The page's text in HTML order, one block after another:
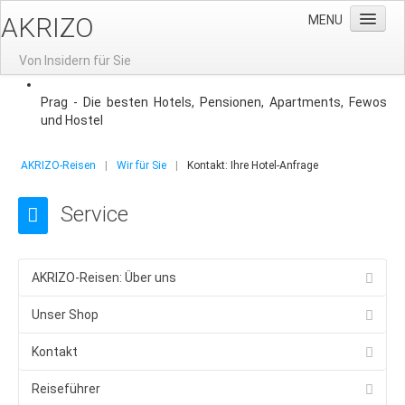
AKRIZO
Von Insidern für Sie
MENU
Home
News
Aktuelle Angebote
Gruppenhotels
Gruppenreisen-Restaurants
Stadtführung
Prag - Die besten Hotels, Pensionen, Apartments, Fewos
und Hostel
AKRIZO-Reisen Wir für Sie Kontakt: Ihre Hotel-Anfrage
Service
AKRIZO-Reisen: Über uns
Unser Shop
Kontakt
Reiseführer